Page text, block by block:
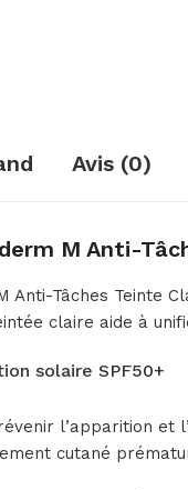
Avis (0)
M Anti-
Anti-Tâches
claire aide à
solaire SPF50+
l’apparition et
cutané